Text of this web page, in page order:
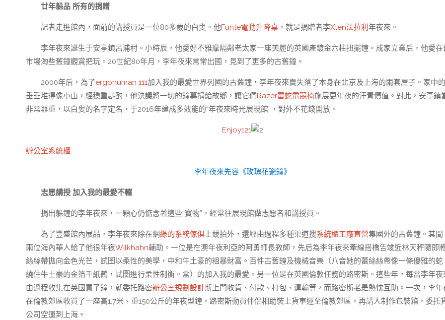
廿年躲品 所有的捐贈
記者走進館內，面前的講授員是一位80多歲的白叟。他Funte電動升降桌 ，就是捐贈者李Xten法拉利 年夜來。
李年夜來誕生于安亭鎮呂浦村。小時辰，他愛好不雅摩隔鄰老太家一座美麗的英國產鍍金六柱扭擺鐘。成家立業后，他愛在
市場淘些舊鐘觀賞把玩。20世紀80年月，李年夜來常常出國，見到了更多的古舊鐘。
2000年后，為了ergohuman 111加入我的最愛世界列國的古舊鐘，李年夜來賣失落了本身在北京及上海的兩套屋子。家中
垂垂堆得像小山，經穩重斟酌，他決議將一切的鐘募捐給故鄉，讓它們Razer雷蛇電競椅施展更年夜的汗青價值。對此，安亭鎮
非常器重，以白叟的名字定名，于2016年建成多效能的“年夜來時光展現館”，對外不花錢開放。
Enjoy121
辦公室系統櫃
李年夜來先容《玫瑰花瓷鐘》
志愿講授 加入我的最愛不輟
捐出躲鐘的李年夜來，一顆心仍惦念著這些“寶物”，經常往展現館做志愿者和講授員。
為了豐盛館內展品，李年夜來除在網綠的系統傢俱 上競拍外，還經由過程多種渠道搜系統櫃工廠直營集國外的古舊鐘。其間
兩位海內華人給了他很年夜Wilkhahn輔助。一位是在澳年夜利亞的阿勇師長教師，先后為李年夜來牽線搭橋告竣近林天秤隨即
絲絲帶拋向金色光芒，試圖以柔性的美學，中和牛土豪的粗暴財富。百件古舊鐘及機械音樂（八音她的蕾絲絲帶像一條優雅的蛇
繞住牛土豪的金箔千紙鶴，試圖進行柔性制衡。盒）的加入我的最愛。另一位是在英國倫敦任務的路密斯。這些年，每當李年夜
由過程收集在英國買了鐘，就委托路密辦公室規劃設計斯上門收貨、付款、打包、運輸等，而路密斯老是熱忱互助。一次，李年
在倫敦郊區收買了一座高1.7米、重150公斤的年夜型鐘，路密斯動員伴侶相助裝上貨車運至倫敦郊區，再請人制作包裝箱，委托
公司空運到上海。